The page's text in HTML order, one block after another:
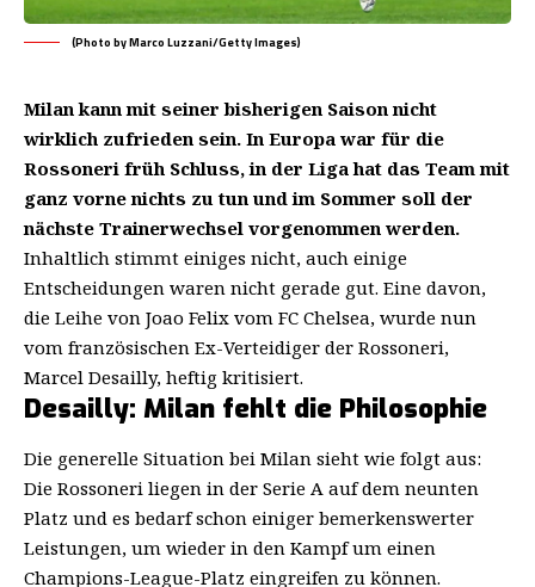
(Photo by Marco Luzzani/Getty Images)
Milan kann mit seiner bisherigen Saison nicht
wirklich zufrieden sein. In Europa war für die
Rossoneri früh Schluss, in der Liga hat das Team mit
ganz vorne nichts zu tun und im Sommer soll der
nächste Trainerwechsel vorgenommen werden.
Inhaltlich stimmt einiges nicht, auch einige
Entscheidungen waren nicht gerade gut. Eine davon,
die Leihe von Joao Felix vom FC Chelsea, wurde nun
vom französischen Ex-Verteidiger der Rossoneri,
Marcel Desailly, heftig kritisiert.
Desailly: Milan fehlt die Philosophie
Die generelle Situation bei Milan sieht wie folgt aus:
Die Rossoneri liegen in der Serie A auf dem neunten
Platz und es bedarf schon einiger bemerkenswerter
Leistungen, um wieder in den Kampf um einen
Champions-League-Platz eingreifen zu können.